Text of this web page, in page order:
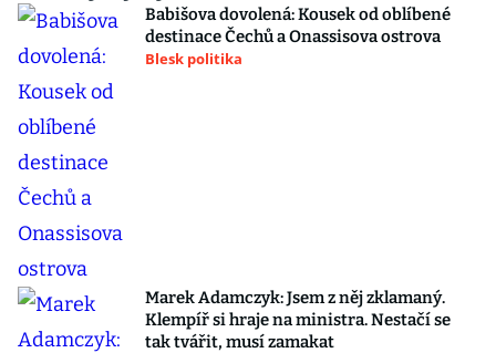
Babišova dovolená: Kousek od oblíbené
destinace Čechů a Onassisova ostrova
Blesk politika
Marek Adamczyk: Jsem z něj zklamaný.
Klempíř si hraje na ministra. Nestačí se
tak tvářit, musí zamakat